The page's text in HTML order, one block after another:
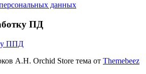
данных
ПД
ППД
А.Н. Orchid Store тема от Themebeez